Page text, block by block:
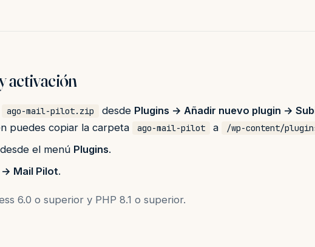
activación
ago-mail-pilot.zip desde Plugins → Añadir nuevo plugin →
puedes copiar la carpeta
ago-mail-pilot a /wp-content/
el menú Plugins.
Mail Pilot.
6.0 o superior y PHP 8.1 o superior.